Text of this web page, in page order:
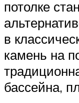
потолке
в
камень на
бассейна,